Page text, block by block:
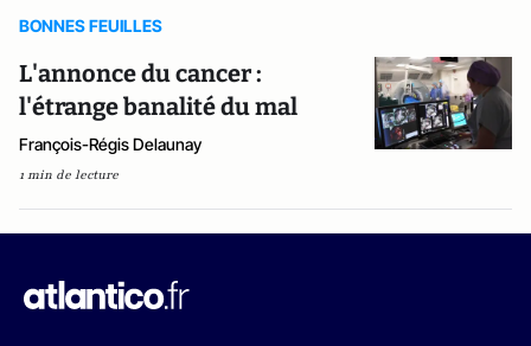
BONNES FEUILLES
L'annonce du cancer :
l'étrange banalité du mal
François-Régis Delaunay
1 min de lecture